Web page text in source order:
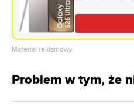
Materiał reklamowy
Problem w tym, że